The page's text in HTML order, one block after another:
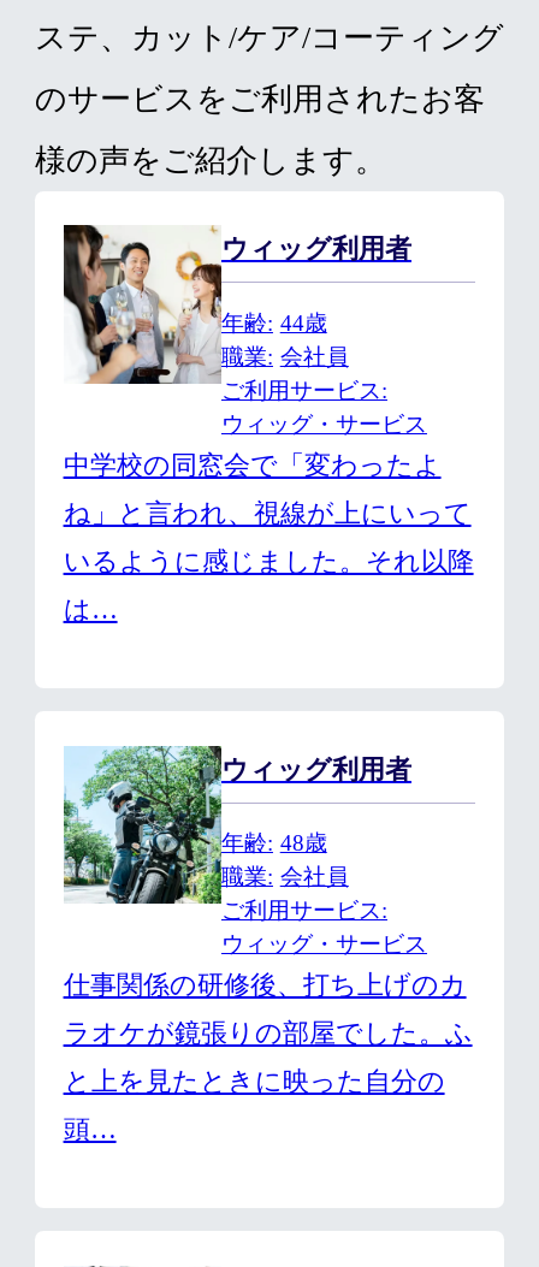
ステ、カット/ケア/コーティング
のサービスをご利用されたお客
様の声をご紹介します。
ウィッグ利用者
年齢 44歳
職業 会社員
ご利用サービス
ウィッグ・サービス
中学校の同窓会で「変わったよ
ね」と言われ、視線が上にいって
いるように感じました。それ以降
は…
ウィッグ利用者
年齢 48歳
職業 会社員
ご利用サービス
ウィッグ・サービス
仕事関係の研修後、打ち上げのカ
ラオケが鏡張りの部屋でした。ふ
と上を見たときに映った自分の
頭…